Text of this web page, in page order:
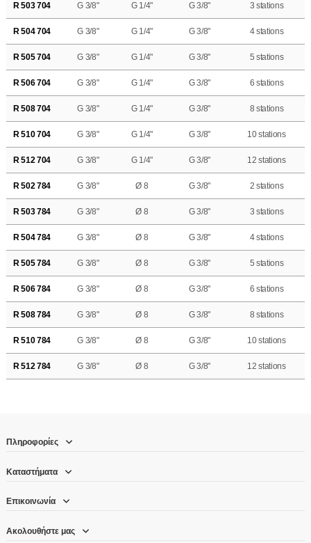
R 503 704 G 3/8" G 1/4" G 3/8" 3 stations
R 504 704 G 3/8" G 1/4" G 3/8" 4 stations
R 505 704 G 3/8" G 1/4" G 3/8" 5 stations
R 506 704 G 3/8" G 1/4" G 3/8" 6 stations
R 508 704 G 3/8" G 1/4" G 3/8" 8 stations
R 510 704 G 3/8" G 1/4" G 3/8" 10 stations
R 512 704 G 3/8" G 1/4" G 3/8" 12 stations
R 502 784 G 3/8" Ø 8 G 3/8" 2 stations
R 503 784 G 3/8" Ø 8 G 3/8" 3 stations
R 504 784 G 3/8" Ø 8 G 3/8" 4 stations
R 505 784 G 3/8" Ø 8 G 3/8" 5 stations
R 506 784 G 3/8" Ø 8 G 3/8" 6 stations
R 508 784 G 3/8" Ø 8 G 3/8" 8 stations
R 510 784 G 3/8" Ø 8 G 3/8" 10 stations
R 512 784 G 3/8" Ø 8 G 3/8" 12 stations
Πληροφορίες
Καταστήματα
Επικοινωνία
Ακολουθήστε μας